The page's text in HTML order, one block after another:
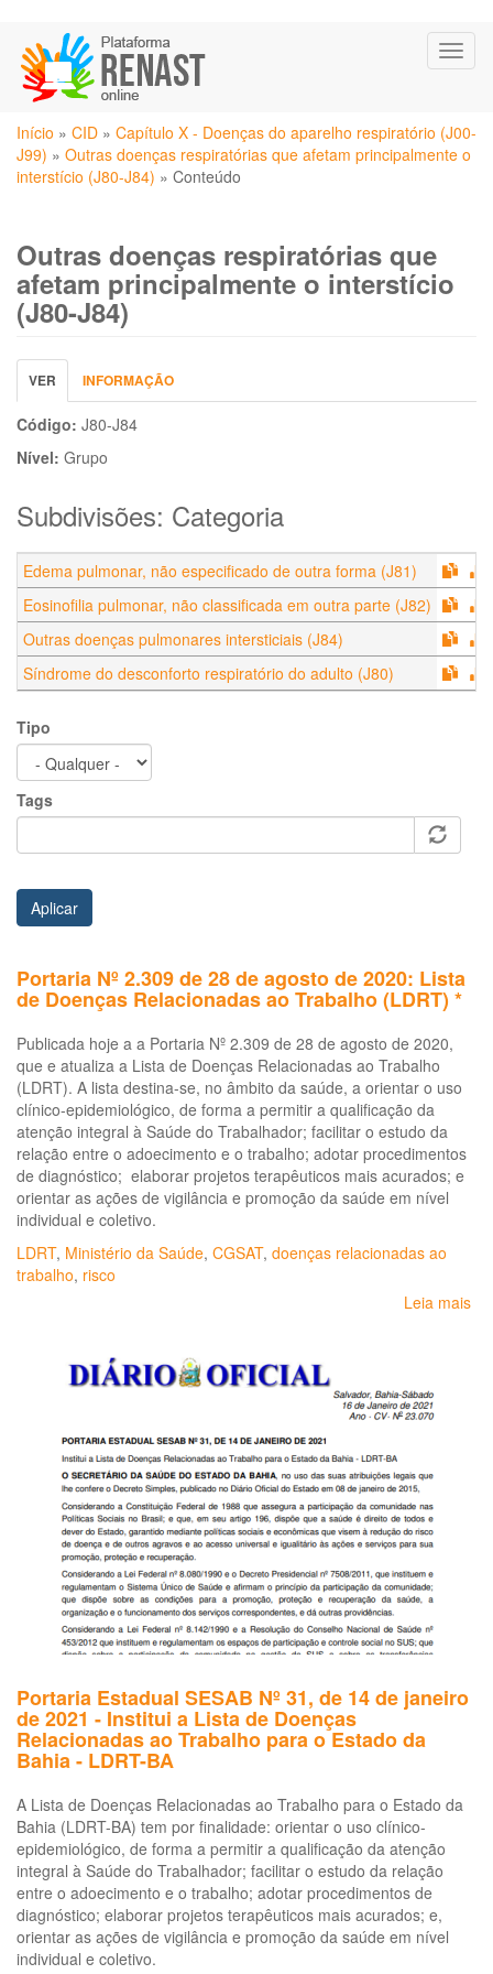
para
conteúdo
principal
Você
está
aqui
Início » CID » Capítulo X - Doenças do aparelho respiratório (J00-
J99) » Outras doenças respiratórias que afetam principalmente o
interstício (J80-J84) » Conteúdo
Outras doenças respiratórias que
afetam principalmente o interstício
(J80-J84)
Abas
primárias
VER (ABA
ATIVA)
INFORMAÇÃO
Código: J80-J84
Nível: Grupo
Subdivisões: Categoria
Edema pulmonar, não especificado de outra forma (J81)
Eosinofilia pulmonar, não classificada em outra parte (J82)
Outras doenças pulmonares intersticiais (J84)
Síndrome do desconforto respiratório do adulto (J80)
Tipo
Tags
Aplicar
Portaria Nº 2.309 de 28 de agosto de 2020: Lista
de Doenças Relacionadas ao Trabalho (LDRT) *
Publicada hoje a a Portaria Nº 2.309 de 28 de agosto de 2020,
que e atualiza a Lista de Doenças Relacionadas ao Trabalho
(LDRT). A lista destina-se, no âmbito da saúde, a orientar o uso
clínico-epidemiológico, de forma a permitir a qualificação da
atenção integral à Saúde do Trabalhador; facilitar o estudo da
relação entre o adoecimento e o trabalho; adotar procedimentos
de diagnóstico; elaborar projetos terapêuticos mais acurados; e
orientar as ações de vigilância e promoção da saúde em nível
individual e coletivo.
LDRT, Ministério da Saúde, CGSAT, doenças relacionadas ao
trabalho, risco
Leia mais
Portaria Estadual SESAB Nº 31, de 14 de janeiro
de 2021 - Institui a Lista de Doenças
Relacionadas ao Trabalho para o Estado da
Bahia - LDRT-BA
A Lista de Doenças Relacionadas ao Trabalho para o Estado da
Bahia (LDRT-BA) tem por finalidade: orientar o uso clínico-
epidemiológico, de forma a permitir a qualificação da atenção
integral à Saúde do Trabalhador; facilitar o estudo da relação
entre o adoecimento e o trabalho; adotar procedimentos de
diagnóstico; elaborar projetos terapêuticos mais acurados; e,
orientar as ações de vigilância e promoção da saúde em nível
individual e coletivo.